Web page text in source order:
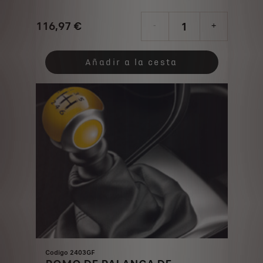
CROMADO SATINADO
116,97 €
Price
116,97
- +
Quantity
updated
Añadir a la cesta
Codigo 2403GF